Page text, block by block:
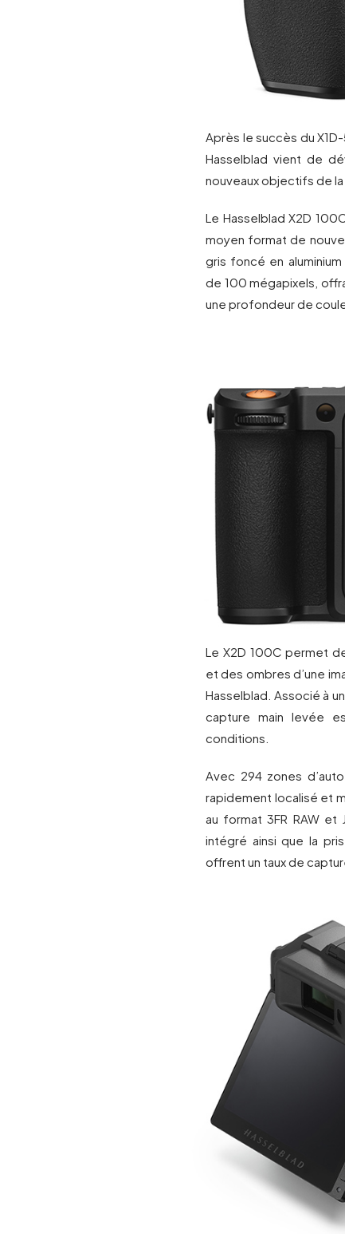
Après le succès du
Hasselblad vient de
nouveaux objectifs de la
Le Hasselblad X2D
moyen format de
gris foncé en
de 100 mégapixels,
une profondeur de
Le X2D 100C permet
et des ombres d’une
Hasselblad. Associé à
capture main levée
conditions.
Avec 294 zones
rapidement localisé et
au format 3FR RAW et
intégré ainsi que la
offrent un taux de